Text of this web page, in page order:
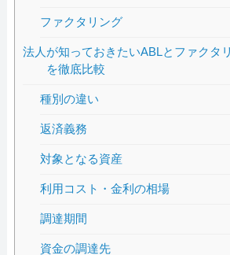
ファクタリング
法人が知っておきたいABLとファクタ
を徹底比較
種別の違い
返済義務
対象となる資産
利用コスト・金利の相場
調達期間
資金の調達先